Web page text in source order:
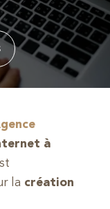
à
la création